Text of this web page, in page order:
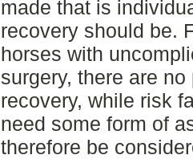
made that is
recovery should be.
horses with
surgery, there are
recovery, while risk
need some form of
therefore be